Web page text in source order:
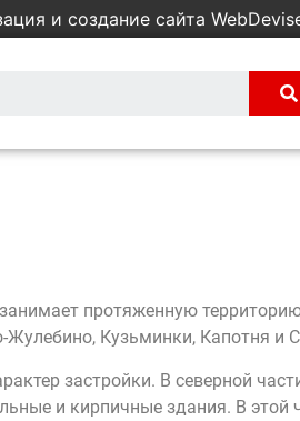
и создание сайта
протяженную
Кузьминки, Капотня и
застройки. В северной
и кирпичные здания. В этой